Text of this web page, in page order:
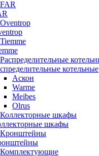
котельные
Аскон
Warme
Meibes
Olrus
шкафы